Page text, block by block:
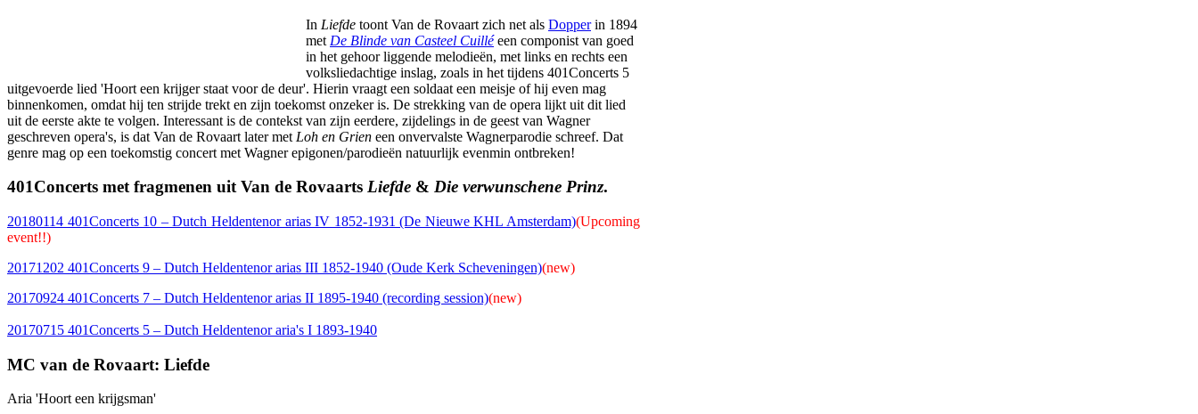
In Liefde toont Van de Rovaart zich net als Dopperin 1894
met De Blinde van Casteel Cuilléeen componist van goed
in het gehoor liggende melodieën, met links en rechts een
volksliedachtige inslag, zoals in het tijdens 401Concerts 5
uitgevoerde lied 'Hoort een krijger staat voor de deur'. Hierin vraagt een soldaat een meisje of hij even mag
binnenkomen, omdat hij ten strijde trekt en zijn toekomst onzeker is. De strekking van de opera lijkt uit dit lied
uit de eerste akte te volgen. Interessant is de contekst van zijn eerdere, zijdelings in de geest van Wagner
geschreven opera's, is dat Van de Rovaart later met Loh en Grien een onvervalste Wagnerparodie schreef. Dat
genre mag op een toekomstig concert met Wagner epigonen/parodieën natuurlijk evenmin ontbreken!
401Concerts met fragmenen uit Van de Rovaarts Liefde & Die verwunschene Prinz.
20180114 401Concerts 10 – Dutch Heldentenor arias IV 1852-1931 (De Nieuwe KHL Amsterdam)(Upcoming
event!!)
20171202 401Concerts 9 – Dutch Heldentenor arias III 1852-1940 (Oude Kerk Scheveningen)(new)
20170924 401Concerts 7 – Dutch Heldentenor arias II 1895-1940 (recording session)(new)
20170715 401Concerts 5 – Dutch Heldentenor aria's I 1893-1940
MC van de Rovaart: Liefde
Aria 'Hoort een krijgsman'